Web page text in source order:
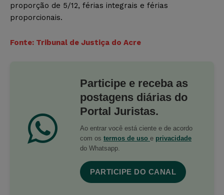
proporção de 5/12, férias integrais e férias
proporcionais.
Fonte: Tribunal de Justiça do Acre
Participe e receba as
postagens diárias do
Portal Juristas.
Ao entrar você está ciente e de acordo
com os termos de uso e privacidade
do Whatsapp.
PARTICIPE DO CANAL